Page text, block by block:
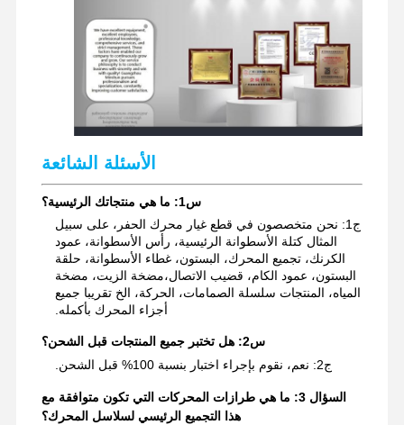
الأسئلة الشائعة
س1: ما هي منتجاتك الرئيسية؟
ج1: نحن متخصصون في قطع غيار محرك الحفر، على سبيل
المثال كتلة الأسطوانة الرئيسية، رأس الأسطوانة، عمود
الكرنك، تجميع المحرك، البستون، غطاء الأسطوانة، حلقة
البستون، عمود الكام، قضيب الاتصال،مضخة الزيت، مضخة
المياه، المنتجات سلسلة الصمامات، الحركة، الخ تقريبا جميع
أجزاء المحرك بأكمله.
س2: هل تختبر جميع المنتجات قبل الشحن؟
ج2: نعم، نقوم بإجراء اختبار بنسبة 100% قبل الشحن.
السؤال 3: ما هي طرازات المحركات التي تكون متوافقة مع
هذا التجميع الرئيسي لسلاسل المحرك؟